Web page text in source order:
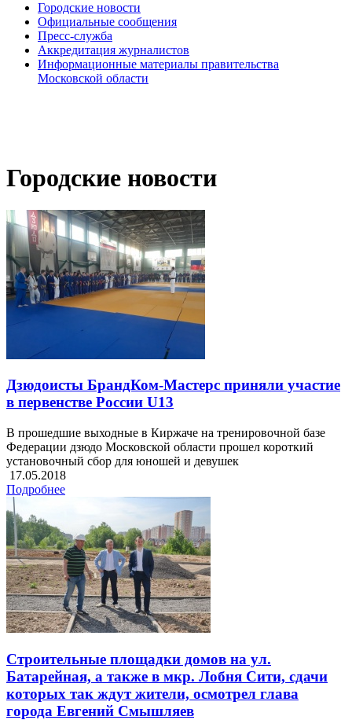
Городские новости
Официальные сообщения
Пресс-служба
Аккредитация журналистов
Информационные материалы правительства
Московской области
Городские новости
Дзюдоисты БрандКом-Мастерс приняли участие
в первенстве России U13
В прошедшие выходные в Киржаче на тренировочной базе
Федерации дзюдо Московской области прошел короткий
установочный сбор для юношей и девушек
17.05.2018
Подробнее
Строительные площадки домов на ул.
Батарейная, а также в мкр. Лобня Сити, сдачи
которых так ждут жители, осмотрел глава
города Евгений Смышляев